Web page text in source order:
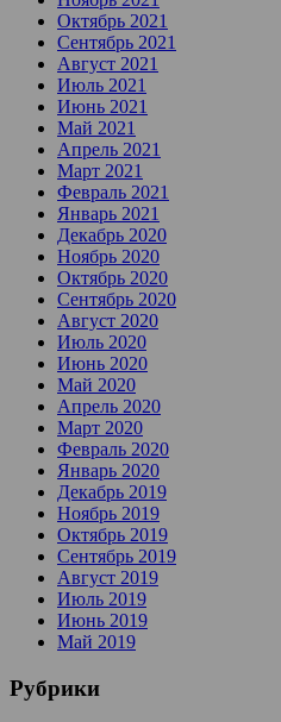
Октябрь 2021
Сентябрь 2021
Август 2021
Июль 2021
Июнь 2021
Май 2021
Апрель 2021
Март 2021
Февраль 2021
Январь 2021
Декабрь 2020
Ноябрь 2020
Октябрь 2020
Сентябрь 2020
Август 2020
Июль 2020
Июнь 2020
Май 2020
Апрель 2020
Март 2020
Февраль 2020
Январь 2020
Декабрь 2019
Ноябрь 2019
Октябрь 2019
Сентябрь 2019
Август 2019
Июль 2019
Июнь 2019
Май 2019
Рубрики